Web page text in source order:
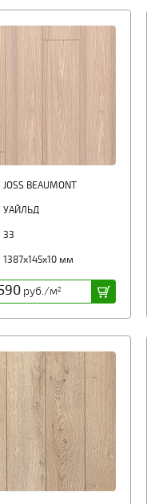
JOSS BEAUMONT
УАЙЛЬД
33
1387x145x10 мм
руб./м2